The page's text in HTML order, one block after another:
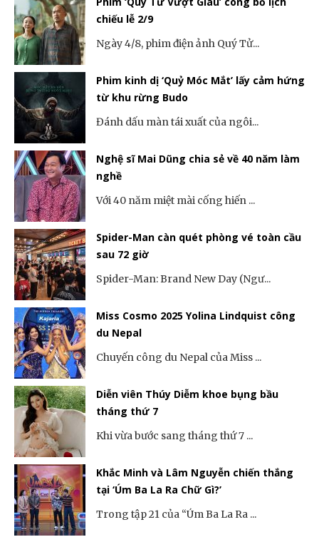
chiếu lễ 2/9
Ngày 4/8, phim điện ảnh Quý Tử...
Phim kinh dị ‘Quỷ Móc Mắt’ lấy cảm hứng
từ khu rừng Budo
Đánh dấu màn tái xuất của ngôi...
Nghệ sĩ Mai Dũng chia sẻ về 40 năm làm
nghề
Với 40 năm miệt mài cống hiến ...
Spider-Man càn quét phòng vé toàn cầu
sau 72 giờ
Spider-Man: Brand New Day (Ngư...
Miss Cosmo 2025 Yolina Lindquist công
du Nepal
Chuyến công du Nepal của Miss ...
Diễn viên Thúy Diễm khoe bụng bầu
tháng thứ 7
Khi vừa bước sang tháng thứ 7 ...
Khắc Minh và Lâm Nguyễn chiến thắng
tại ‘Úm Ba La Ra Chữ Gì?’
Trong tập 21 của “Úm Ba La Ra ...